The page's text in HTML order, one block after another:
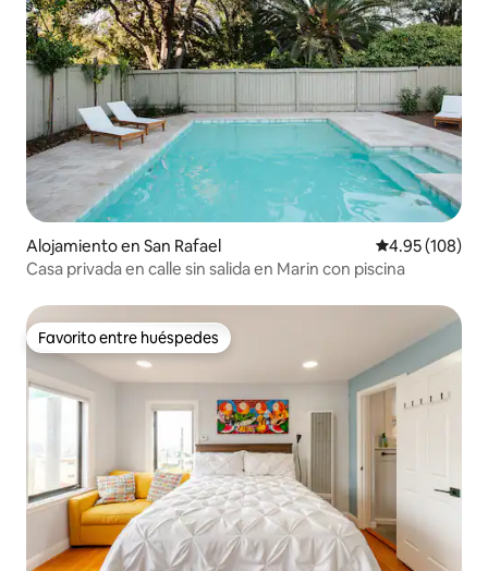
Alojamiento en San Rafael Calificación
4.95 (108)
Casa privada en calle sin salida en Marin con piscina
Favorito entre huéspedes
Favorito entre huéspedes